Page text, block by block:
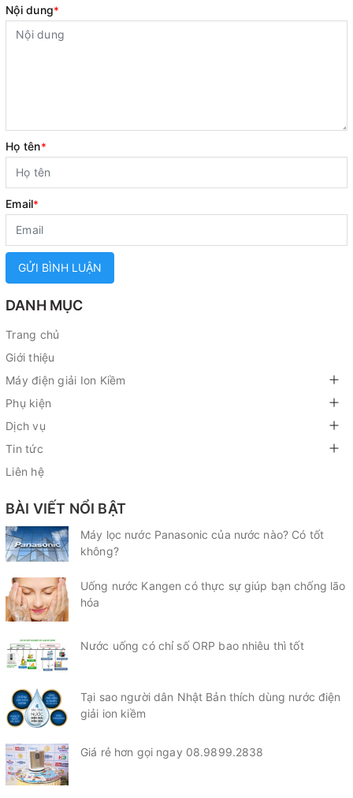
Nội dung*
Họ tên*
Email*
GỬI BÌNH LUẬN
DANH MỤC
Trang chủ
Giới thiệu
Máy điện giải Ion Kiềm
Phụ kiện
Dịch vụ
Tin tức
Liên hệ
BÀI VIẾT NỔI BẬT
Máy lọc nước Panasonic của nước nào? Có tốt
không?
Uống nước Kangen có thực sự giúp bạn chống lão
hóa
Nước uống có chỉ số ORP bao nhiêu thì tốt
Tại sao người dân Nhật Bản thích dùng nước điện
giải ion kiềm
Giá rẻ hơn gọi ngay 08.9899.2838